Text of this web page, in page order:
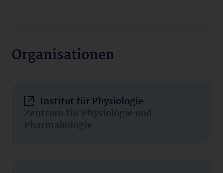
Organisationen
Institut für Physiologie
Zentrum für Physiologie und
Pharmakologie